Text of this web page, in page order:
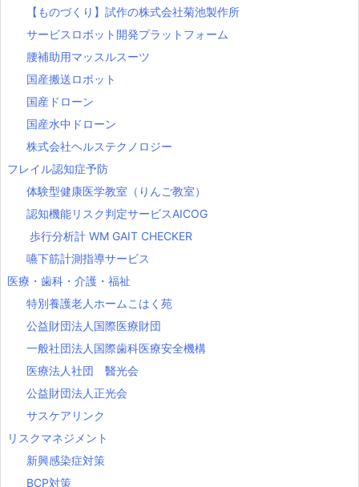
【ものづくり】試作の株式会社菊池製作所
サービスロボット開発プラットフォーム
腰補助用マッスルスーツ
国産搬送ロボット
国産ドローン
国産水中ドローン
株式会社ヘルステクノロジー
フレイル認知症予防
体験型健康医学教室（りんご教室）
認知機能リスク判定サービスAICOG
歩行分析計 WM GAIT CHECKER
嚥下筋計測指導サービス
医療・歯科・介護・福祉
特別養護老人ホームこはく苑
公益財団法人国際医療財団
一般社団法人国際歯科医療安全機構
医療法人社団 醫光会
公益財団法人正光会
サスケアリンク
リスクマネジメント
新興感染症対策
BCP対策